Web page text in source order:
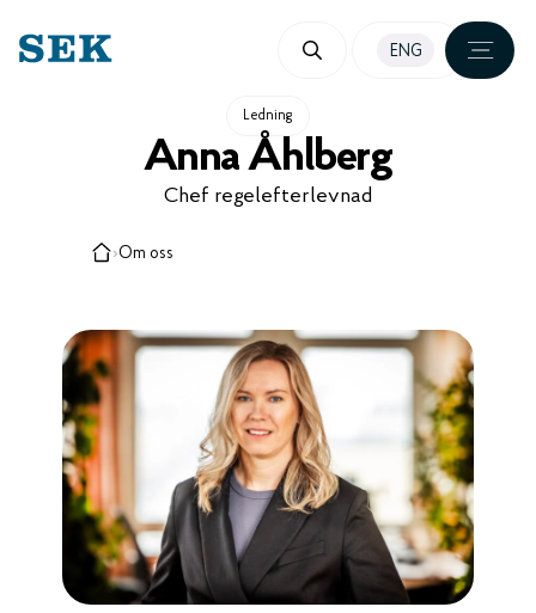
HOPPA
ENG
Ledning
Anna Åhlberg
Chef regelefterlevnad
›Om oss